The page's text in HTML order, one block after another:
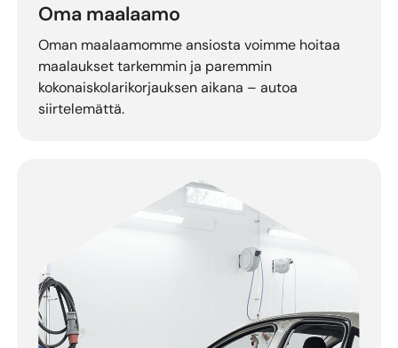
Oma maalaamo
Oman maalaamomme ansiosta voimme hoitaa
maalaukset tarkemmin ja paremmin
kokonaiskolarikorjauksen aikana – autoa
siirtelemättä.